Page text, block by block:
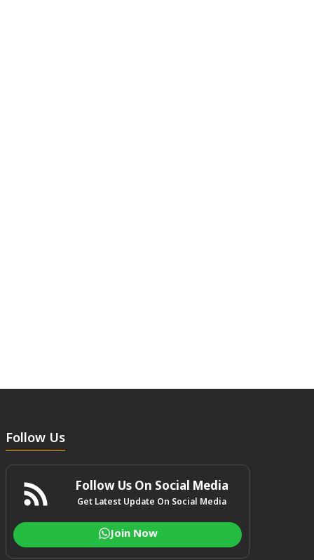
Follow Us
Follow Us On Social Media
Get Latest Update On Social Media
Join Now